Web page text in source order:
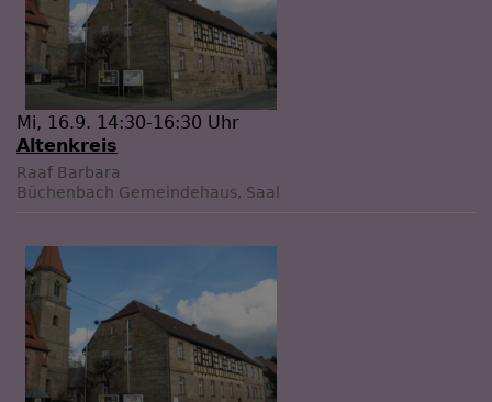
Mi, 16.9. 14:30-16:30 Uhr
Altenkreis
Raaf Barbara
Büchenbach Gemeindehaus, Saal